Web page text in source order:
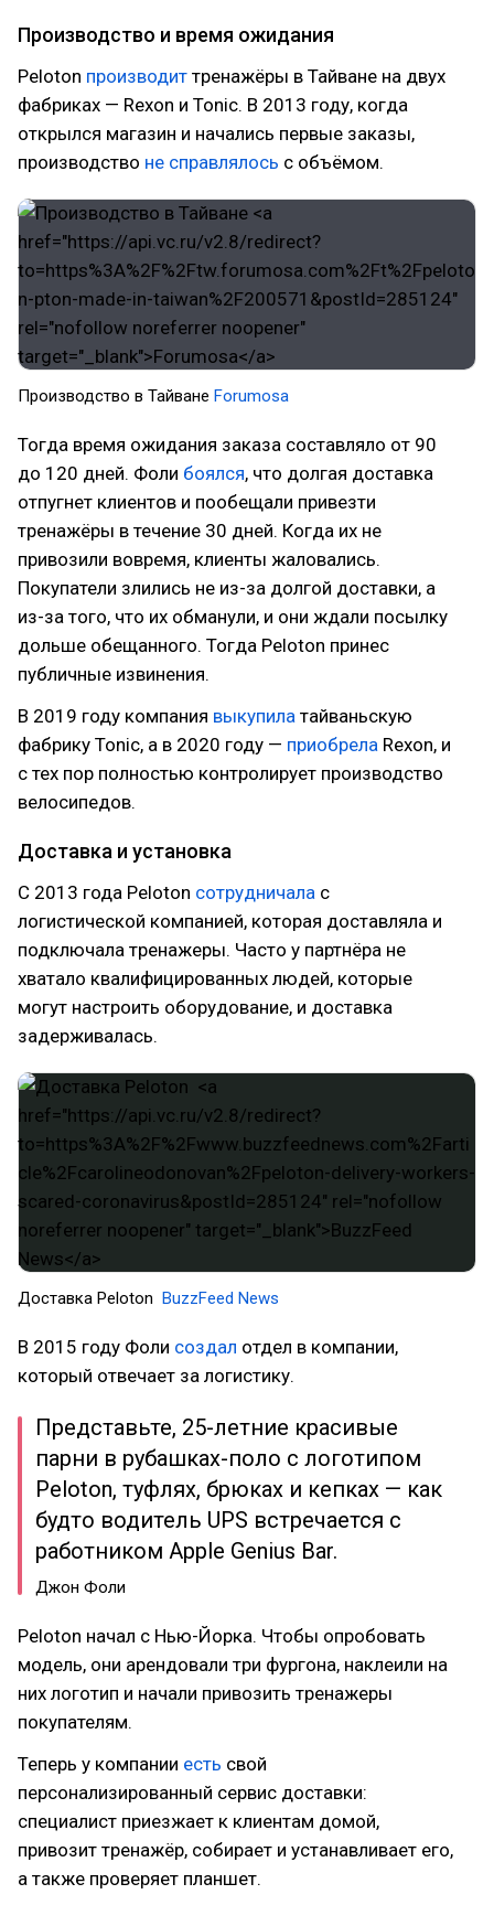
Производство и время ожидания
Peloton производит тренажёры в Тайване на двух
фабриках — Rexon и Tonic. В 2013 году, когда
открылся магазин и начались первые заказы,
производство не справлялось с объёмом.
Производство в Тайване Forumosa
Тогда время ожидания заказа составляло от 90
до 120 дней. Фоли боялся, что долгая доставка
отпугнет клиентов и пообещали привезти
тренажёры в течение 30 дней. Когда их не
привозили вовремя, клиенты жаловались.
Покупатели злились не из-за долгой доставки, а
из-за того, что их обманули, и они ждали посылку
дольше обещанного. Тогда Peloton принес
публичные извинения.
В 2019 году компания выкупила тайваньскую
фабрику Tonic, а в 2020 году — приобрела Rexon, и
с тех пор полностью контролирует производство
велосипедов.
Доставка и установка
С 2013 года Peloton сотрудничала с
логистической компанией, которая доставляла и
подключала тренажеры. Часто у партнёра не
хватало квалифицированных людей, которые
могут настроить оборудование, и доставка
задерживалась.
Доставка Peloton BuzzFeed News
В 2015 году Фоли создал отдел в компании,
который отвечает за логистику.
Представьте, 25-летние красивые
парни в рубашках-поло с логотипом
Peloton, туфлях, брюках и кепках — как
будто водитель UPS встречается с
работником Apple Genius Bar.
Джон Фоли
Peloton начал с Нью-Йорка. Чтобы опробовать
модель, они арендовали три фургона, наклеили на
них логотип и начали привозить тренажеры
покупателям.
Теперь у компании есть свой
персонализированный сервис доставки:
специалист приезжает к клиентам домой,
привозит тренажёр, собирает и устанавливает его,
а также проверяет планшет.